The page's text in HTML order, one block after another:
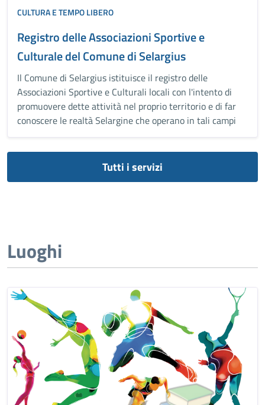
CULTURA E TEMPO LIBERO
Registro delle Associazioni Sportive e
Culturale del Comune di Selargius
Il Comune di Selargius istituisce il registro delle
Associazioni Sportive e Culturali locali con l'intento di
promuovere dette attività nel proprio territorio e di far
conoscere le realtà Selargine che operano in tali campi
Tutti i servizi
Luoghi